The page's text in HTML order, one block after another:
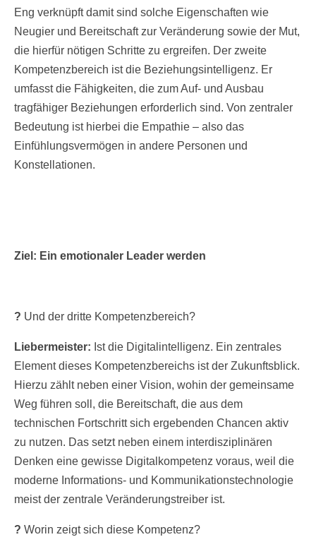
Eng verknüpft damit sind solche Eigenschaften wie
Neugier und Bereitschaft zur Veränderung sowie der Mut,
die hierfür nötigen Schritte zu ergreifen. Der zweite
Kompetenzbereich ist die Beziehungsintelligenz. Er
umfasst die Fähigkeiten, die zum Auf- und Ausbau
tragfähiger Beziehungen erforderlich sind. Von zentraler
Bedeutung ist hierbei die Empathie – also das
Einfühlungsvermögen in andere Personen und
Konstellationen.
Ziel: Ein emotionaler Leader werden
? Und der dritte Kompetenzbereich?
Liebermeister: Ist die Digitalintelligenz. Ein zentrales
Element dieses Kompetenzbereichs ist der Zukunftsblick.
Hierzu zählt neben einer Vision, wohin der gemeinsame
Weg führen soll, die Bereitschaft, die aus dem
technischen Fortschritt sich ergebenden Chancen aktiv
zu nutzen. Das setzt neben einem interdisziplinären
Denken eine gewisse Digitalkompetenz voraus, weil die
moderne Informations- und Kommunikationstechnologie
meist der zentrale Veränderungstreiber ist.
? Worin zeigt sich diese Kompetenz?